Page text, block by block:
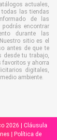
actuales,
todas las tiendas
de las
encontrar
durante las
sitio es el
antes de que te
desde tu trabajo,
favoritos y ahorra
digitales,
ambiente.
2026 | Cláusula
Política de